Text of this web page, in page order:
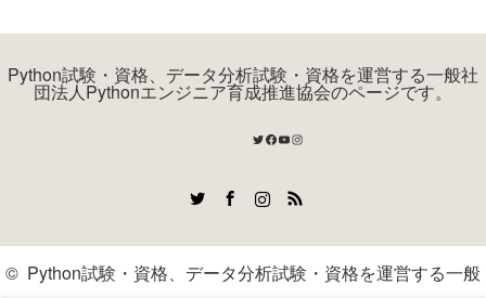
Python試験・資格、データ分析試験・資格を運営する一般社
団法人Pythonエンジニア育成推進協会のページです。
Twitter
Facebook
YouTube
Instagram
RSS
© Python試験・資格、データ分析試験・資格を運営する一般